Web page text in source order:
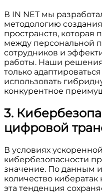
В IN NET мы
методологию
пространств, которая
между персональной
сотрудников и
работы. Наши
только
использовать
конкурентное
3.
цифровой
В условиях
кибербезопасности
значение. По данным
количество
эта тенденция